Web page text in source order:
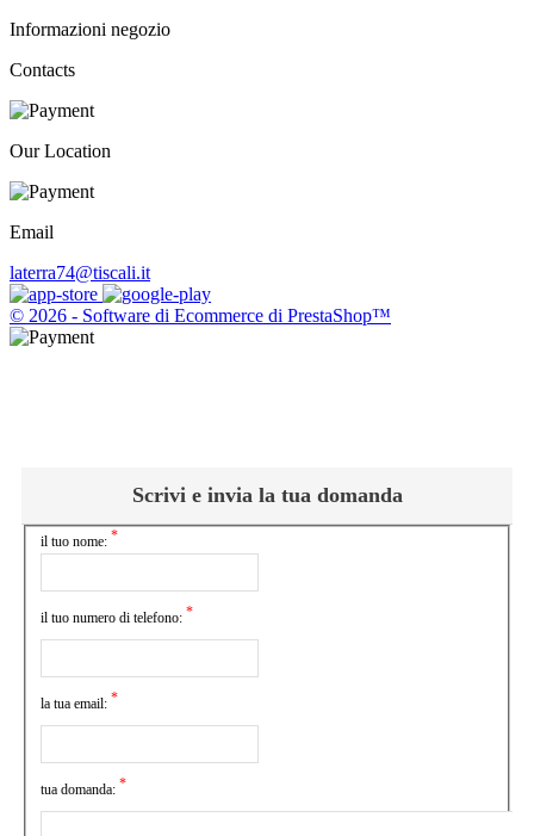
Informazioni negozio
Contacts
Our Location
Email
laterra74@tiscali.it
© 2026 - Software di Ecommerce di PrestaShop™
Scrivi e invia la tua domanda
il tuo nome: *
il tuo numero di telefono: *
la tua email: *
tua domanda: *